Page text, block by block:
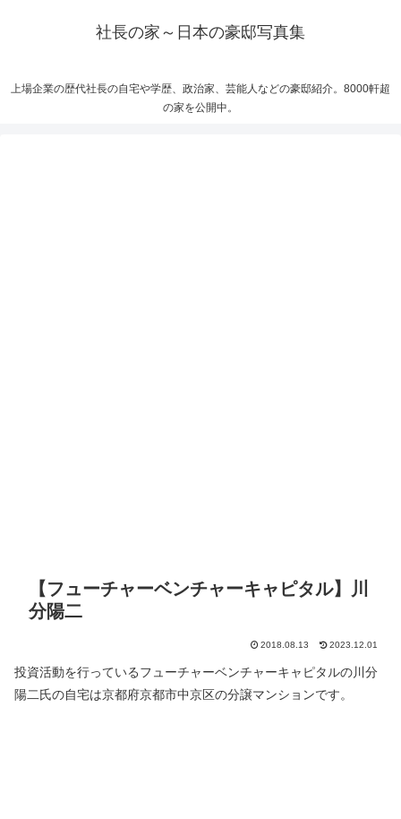
社長の家～日本の豪邸写真集
上場企業の歴代社長の自宅や学歴、政治家、芸能人などの豪邸紹介。8000軒超
の家を公開中。
【フューチャーベンチャーキャピタル】川
分陽二
2018.08.13 2023.12.01
投資活動を行っているフューチャーベンチャーキャピタルの川分
陽二氏の自宅は京都府京都市中京区の分譲マンションです。